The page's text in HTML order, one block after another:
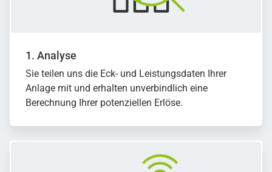
1. Analyse
Sie teilen uns die Eck- und Leistungsdaten Ihrer
Anlage mit und erhalten unverbindlich eine
Berechnung Ihrer potenziellen Erlöse.